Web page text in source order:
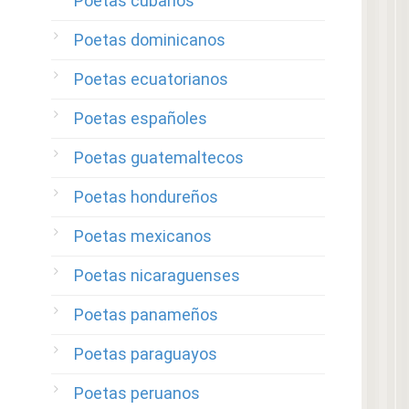
Poetas dominicanos
Poetas ecuatorianos
Poetas españoles
Poetas guatemaltecos
Poetas hondureños
Poetas mexicanos
Poetas nicaraguenses
Poetas panameños
Poetas paraguayos
Poetas peruanos